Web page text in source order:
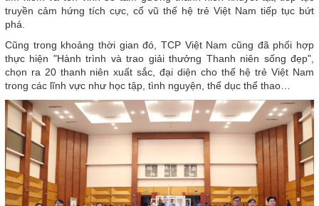
truyền cảm hứng tích cực, cổ vũ thế hệ trẻ Việt Nam tiếp tục bứt
phá.
Cũng trong khoảng thời gian đó, TCP Việt Nam cũng đã phối hợp
thực hiện "Hành trình và trao giải thưởng Thanh niên sống đẹp",
chọn ra 20 thanh niên xuất sắc, đại diện cho thế hệ trẻ Việt Nam
trong các lĩnh vực như học tập, tình nguyện, thể dục thể thao…